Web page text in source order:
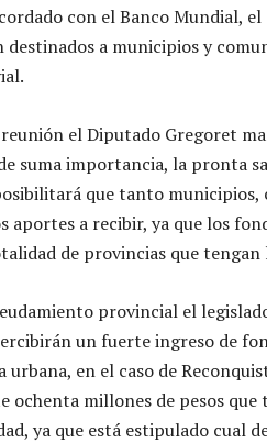
con el Banco Mundial,
destinados a municipios y
el Diputado Gregoret
suma importancia, la pronta
que tanto municipios,
aportes a recibir, ya que los
de provincias que tengan
provincial el
un fuerte ingreso de
en el caso de
ochenta millones de pesos
ya que está estipulado cual